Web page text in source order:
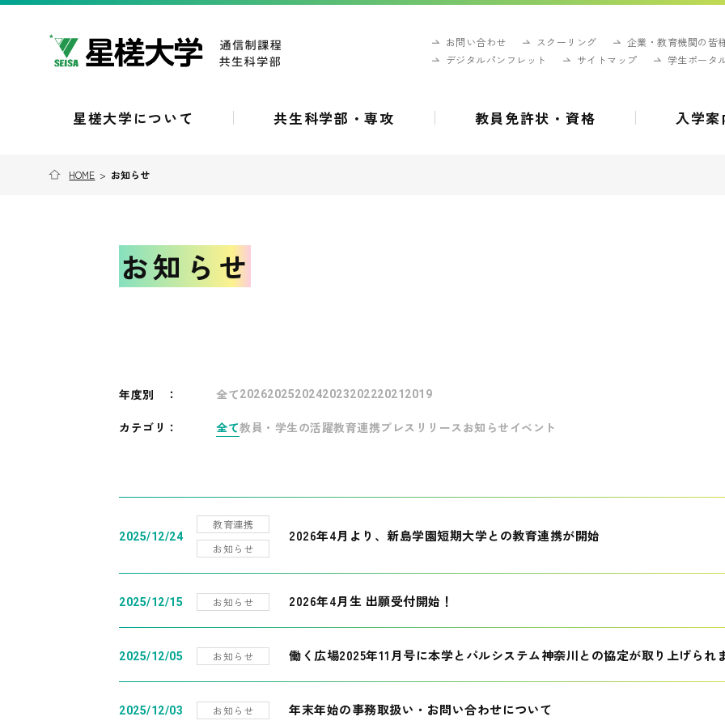
お問い合わせ スクーリング
企業・教育機関の皆
デジタルパンフレット
サイトマップ 学生ポータ
星槎大学について 共生科学部・専攻 教員免許状・資格 入学案
HOME > お知らせ
お知らせ
年度別 ： 全て202620252024202320222021 2019
カテゴリ： 全て教員・学生の活躍教育連携プレスリリース お知らせ イベント
2025/12/24
教育連携
お知らせ
2026年4月より、新島学園短期大学との教育連携が開始
2025/12/15 お知らせ 2026年4月生 出願受付開始！
2025/12/05 お知らせ 働く広場2025年11月号に本学とパルシステム神奈川との協定が取り上げられ
2025/12/03 お知らせ 年末年始の事務取扱い・お問い合わせについて